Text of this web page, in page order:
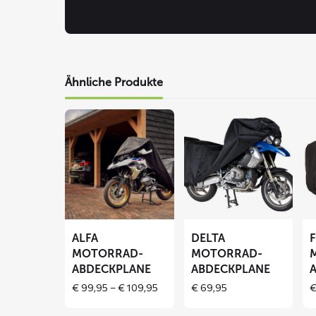
Ähnliche Produkte
Mehr
lesen
über
ALFA
Motorrad-
Abdeckplane
ALFA
MOTORRAD-
ABDECKPLANE
€99,95 –€109,95
lesen
über
DELTA
Motorrad-
Abdeckplane
DELTA
MOTORRAD-
ABDECKPLANE
€69,95 €